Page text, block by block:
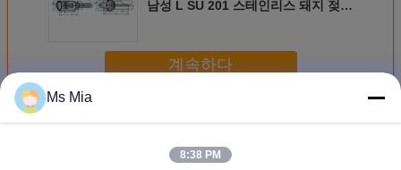
남성 L SU 201 스테인리스 돼지 젖꼭
계속하다
더 많은 것
Ms Mia
8:38 PM